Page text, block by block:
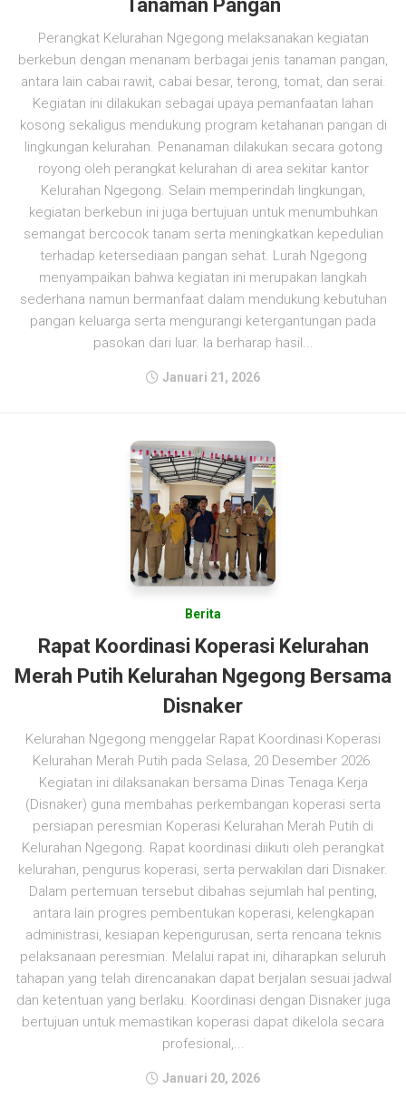
Tanaman Pangan
Perangkat Kelurahan Ngegong melaksanakan kegiatan
berkebun dengan menanam berbagai jenis tanaman pangan,
antara lain cabai rawit, cabai besar, terong, tomat, dan serai.
Kegiatan ini dilakukan sebagai upaya pemanfaatan lahan
kosong sekaligus mendukung program ketahanan pangan di
lingkungan kelurahan. Penanaman dilakukan secara gotong
royong oleh perangkat kelurahan di area sekitar kantor
Kelurahan Ngegong. Selain memperindah lingkungan,
kegiatan berkebun ini juga bertujuan untuk menumbuhkan
semangat bercocok tanam serta meningkatkan kepedulian
terhadap ketersediaan pangan sehat. Lurah Ngegong
menyampaikan bahwa kegiatan ini merupakan langkah
sederhana namun bermanfaat dalam mendukung kebutuhan
pangan keluarga serta mengurangi ketergantungan pada
pasokan dari luar. Ia berharap hasil...
Januari 21, 2026
Berita
Rapat Koordinasi Koperasi Kelurahan
Merah Putih Kelurahan Ngegong Bersama
Disnaker
Kelurahan Ngegong menggelar Rapat Koordinasi Koperasi
Kelurahan Merah Putih pada Selasa, 20 Desember 2026.
Kegiatan ini dilaksanakan bersama Dinas Tenaga Kerja
(Disnaker) guna membahas perkembangan koperasi serta
persiapan peresmian Koperasi Kelurahan Merah Putih di
Kelurahan Ngegong. Rapat koordinasi diikuti oleh perangkat
kelurahan, pengurus koperasi, serta perwakilan dari Disnaker.
Dalam pertemuan tersebut dibahas sejumlah hal penting,
antara lain progres pembentukan koperasi, kelengkapan
administrasi, kesiapan kepengurusan, serta rencana teknis
pelaksanaan peresmian. Melalui rapat ini, diharapkan seluruh
tahapan yang telah direncanakan dapat berjalan sesuai jadwal
dan ketentuan yang berlaku. Koordinasi dengan Disnaker juga
bertujuan untuk memastikan koperasi dapat dikelola secara
profesional,...
Januari 20, 2026